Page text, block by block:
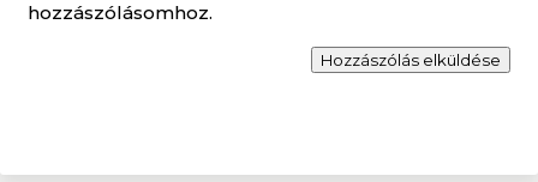
hozzászólásomhoz.
Hozzászólás elküldése